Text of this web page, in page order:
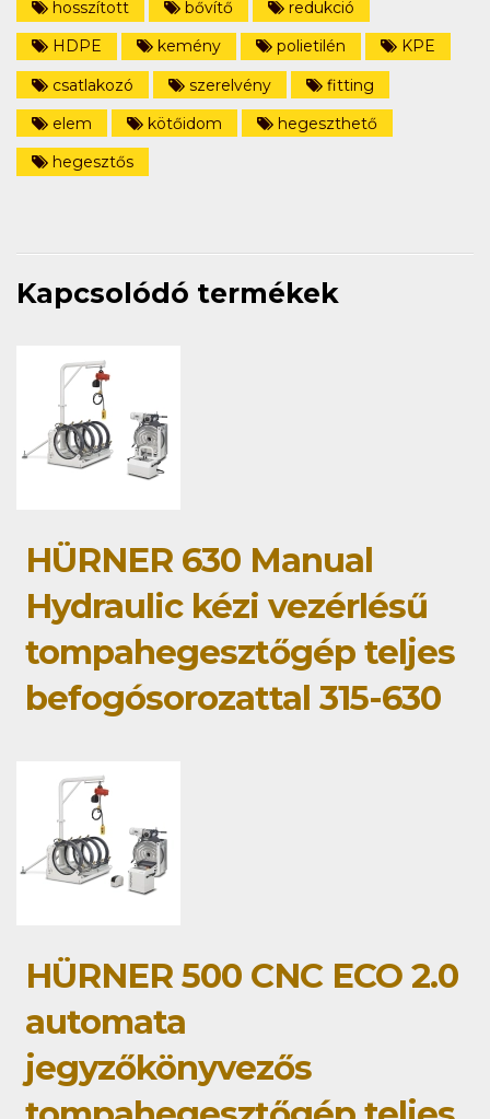
hosszított
bővítő
redukció
HDPE
kemény polietilén
KPE
csatlakozó
szerelvény
fitting
elem
kötőidom
hegeszthető
hegesztős
Kapcsolódó termékek
HÜRNER 630 Manual
Hydraulic kézi vezérlésű
tompahegesztőgép teljes
befogósorozattal 315-630
HÜRNER 500 CNC ECO 2.0
automata
jegyzőkönyvezős